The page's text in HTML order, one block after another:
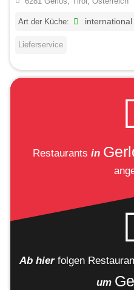
Art der Küche: international
Lieferservice
Restaurants in
Ab hier folgen
um